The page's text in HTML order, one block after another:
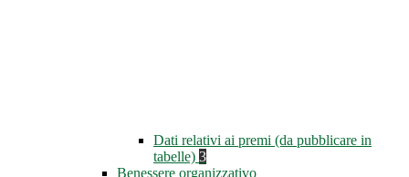
Dati relativi ai premi (da pubblicare in
tabelle) 3
Benessere organizzativo